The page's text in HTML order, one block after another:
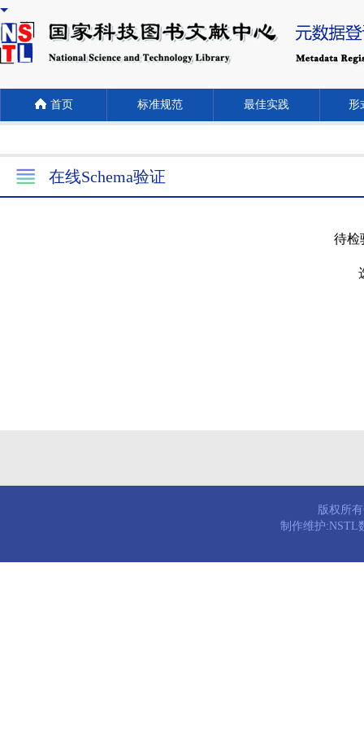
首页 标准规范 最佳实践 形
在线Schema验证
待检
版权所
制作维护:NSTL